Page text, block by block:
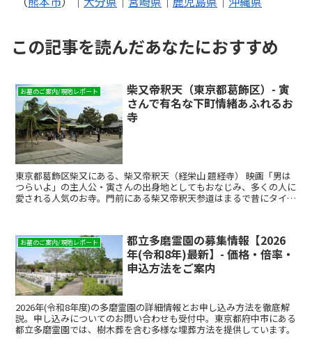
この記事を読んだあなたにおすすめ
お墓のご案内/現地レポート
柴又帝釈天（東京都葛飾区）- 寅
さんで有名な下町情緒あふれるお
寺
東京都葛飾区柴又にある、柴又帝釈天（経栄山 題経寺） 映画「男は
つらいよ」の主人公・寅さんの出身地としてもおなじみ、多くの人に
愛される人気のお寺。門前にある柴又帝釈天参道はまるで昔にタイム
お墓のご案内/現地レポート
都立多磨霊園の募集情報【2026
年(令和8年)最新】- 価格・倍率・
申込方法をご案内
2026年(令和8年度)の多磨霊園の詳細情報とお申し込み方法を徹底解
説。申し込みについてのお問い合わせも受付中。東京都府中市にある
都立多磨霊園では、樹木葬を含む多様な埋葬方法を提供しています。